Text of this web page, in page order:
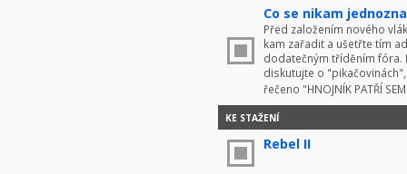
Co se nikam
Před založením nového
kam zařadit a ušetřte tím
dodatečným tříděním fóra.
diskutujte o
řečeno "HNOJNÍK PATŘÍ
KE STAŽENÍ
Rebel II